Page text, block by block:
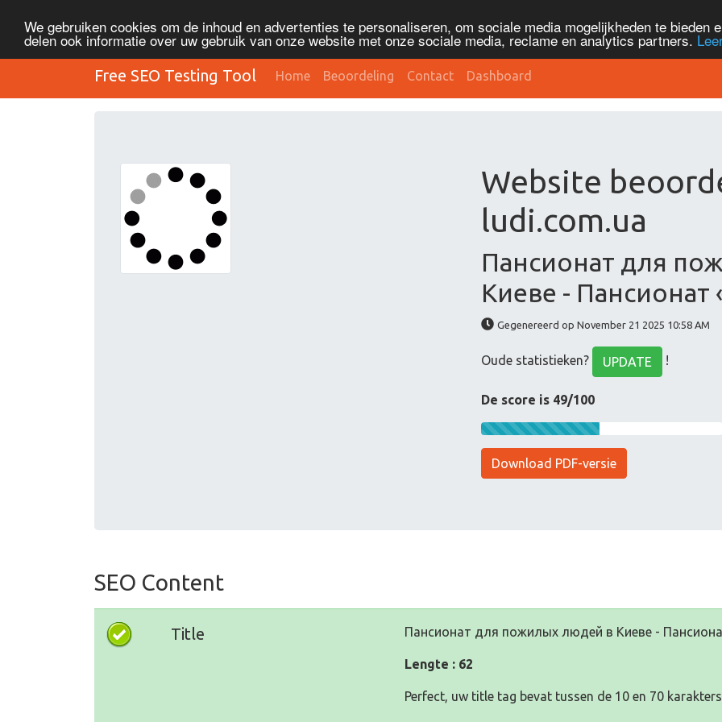
We gebruiken cookies om de inhoud en advertenties te personaliseren, om sociale media mogelijkheden te bieden
delen ook informatie over uw gebruik van onze website met onze sociale media, reclame en analytics partners.
Free SEO Testing Tool Home Beoordeling Contact Dashboard
Website
ludi.com.ua
Пансионат для
Киеве -
Gegenereerd op November 21 2025 10:58 AM
Oude statistieken? UPDATE !
De score is 49/100
Download PDF-versie
SEO Content
Title Пансионат для пожилых людей в Киеве -
Lengte : 62
Perfect, uw title tag bevat tussen de 10 en 70